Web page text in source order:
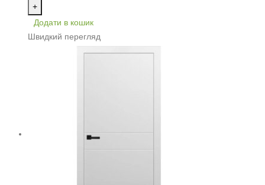
+
Додати в кошик
Швидкий перегляд